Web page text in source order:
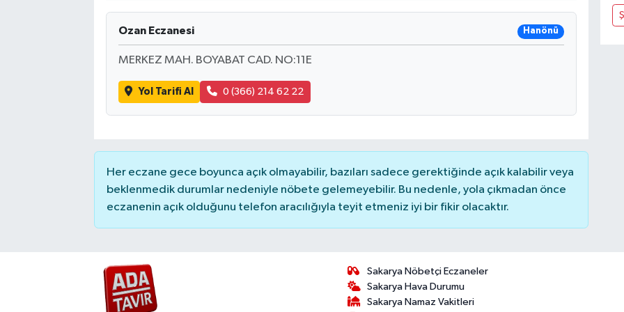
Ozan Eczanesi Hanönü
MERKEZ MAH. BOYABAT CAD. NO:11E
Yol Tarifi Al 0 (366) 214 62 22
Her eczane gece boyunca açık olmayabilir, bazıları sadece gerektiğinde açık kalabilir veya
beklenmedik durumlar nedeniyle nöbete gelemeyebilir. Bu nedenle, yola çıkmadan önce
eczanenin açık olduğunu telefon aracılığıyla teyit etmeniz iyi bir fikir olacaktır.
Sakarya Nöbetçi Eczaneler
Sakarya Hava Durumu
Sakarya Namaz Vakitleri